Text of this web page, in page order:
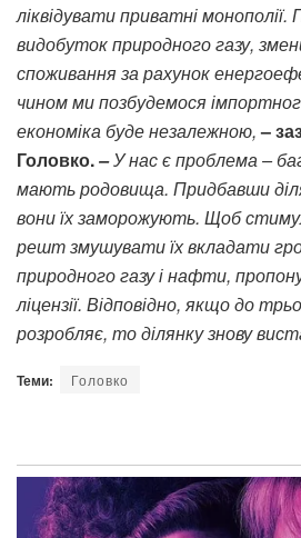
ліквідувати приватні
видобуток природного газу,
споживання за рахунок
чином ми позбудемося
економіка буде незалежною,–
Головко.–У нас є проблема –
мають родовища. Придбавши
вони їх заморожують. Щоб
решт змушувати їх вкладати
природного газу і нафти,
ліцензії. Відповідно, якщо до
розробляє, то ділянку знову
Теми: Головко